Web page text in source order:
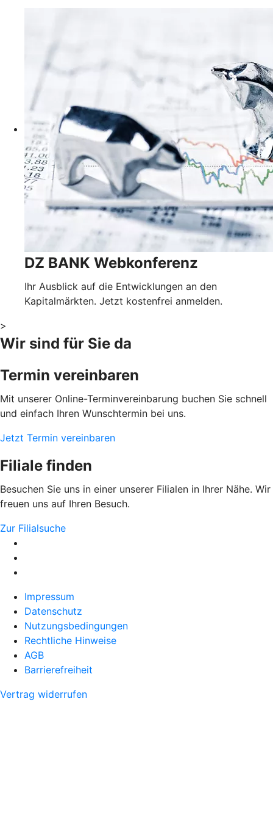
DZ BANK Webkonferenz
Ihr Ausblick auf die Entwicklungen an den
Kapitalmärkten. Jetzt kostenfrei anmelden.
>
Wir sind für Sie da
Termin vereinbaren
Mit unserer Online-Terminvereinbarung buchen Sie schnell
und einfach Ihren Wunschtermin bei uns.
Jetzt Termin vereinbaren
Filiale finden
Besuchen Sie uns in einer unserer Filialen in Ihrer Nähe. Wir
freuen uns auf Ihren Besuch.
Zur Filialsuche
Impressum
Datenschutz
Nutzungsbedingungen
Rechtliche Hinweise
AGB
Barrierefreiheit
Vertrag widerrufen